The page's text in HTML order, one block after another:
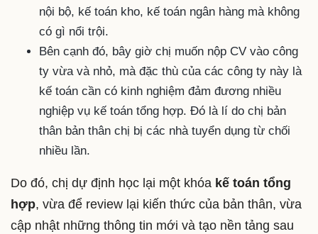
nội bộ, kế toán kho, kế toán ngân hàng mà không
có gì nổi trội.
Bên cạnh đó, bây giờ chị muốn nộp CV vào công
ty vừa và nhỏ, mà đặc thù của các công ty này là
kế toán cần có kinh nghiệm đảm đương nhiều
nghiệp vụ kế toán tổng hợp. Đó là lí do chị bản
thân bản thân chị bị các nhà tuyển dụng từ chối
nhiều lần.
Do đó, chị dự định học lại một khóa kế toán tổng
hợp, vừa để review lại kiến thức của bản thân, vừa
cập nhật những thông tin mới và tạo nền tảng sau